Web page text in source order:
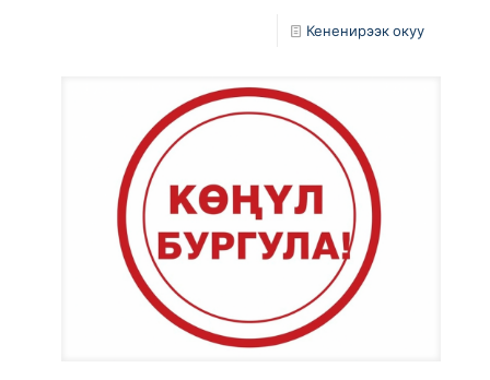
Кененирээк окуу